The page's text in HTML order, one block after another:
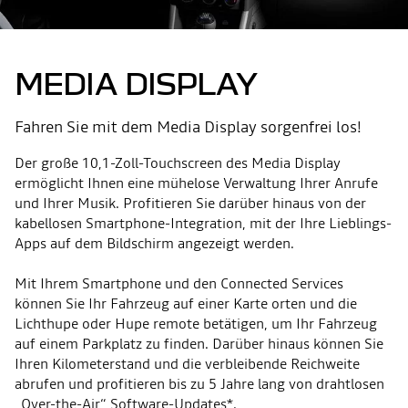
MEDIA DISPLAY
Fahren Sie mit dem Media Display sorgenfrei los!
Der große 10,1-Zoll-Touchscreen des Media Display
ermöglicht Ihnen eine mühelose Verwaltung Ihrer Anrufe
und Ihrer Musik. Profitieren Sie darüber hinaus von der
kabellosen Smartphone-Integration, mit der Ihre Lieblings-
Apps auf dem Bildschirm angezeigt werden.
Mit Ihrem Smartphone und den Connected Services
können Sie Ihr Fahrzeug auf einer Karte orten und die
Lichthupe oder Hupe remote betätigen, um Ihr Fahrzeug
auf einem Parkplatz zu finden. Darüber hinaus können Sie
Ihren Kilometerstand und die verbleibende Reichweite
abrufen und profitieren bis zu 5 Jahre lang von drahtlosen
„Over-the-Air“ Software-Updates*.